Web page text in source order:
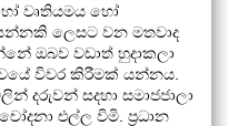
වෘතියමය හෝ
ලෙසට වන මතවාද
ඔබව වඩාත් හුදාකලා
විවර කිරීමක් යන්නය.
දරුවන් සදහා සමාජජාලා
එල්ල විමි. ප්‍රධාන